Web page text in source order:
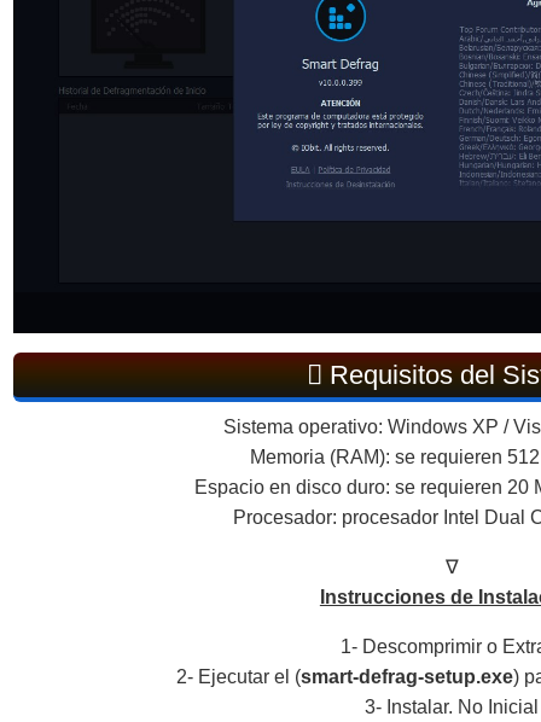
Requisitos del
Sistema operativo: Windows XP /
Memoria (RAM): se requieren
Espacio en disco duro: se requieren 20
Procesador: procesador Intel Dual
∇
Instrucciones de
1- Descomprimir o
2- Ejecutar el (smart-defrag-setup.exe)
3- Instalar. No Inicial